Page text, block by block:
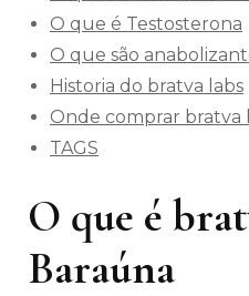
O que é Testosterona
O que são
Historia do bratva labs
Onde comprar bratva
TAGS
O que é
Baraúna